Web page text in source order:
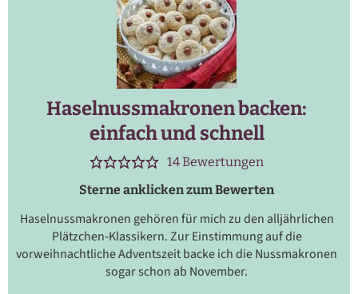
Haselnussmakronen backen:
einfach und schnell
14Bewertungen
Sterne anklicken zum Bewerten
Haselnussmakronen gehören für mich zu den alljährlichen
Plätzchen-Klassikern. Zur Einstimmung auf die
vorweihnachtliche Adventszeit backe ich die Nussmakronen
sogar schon ab November.